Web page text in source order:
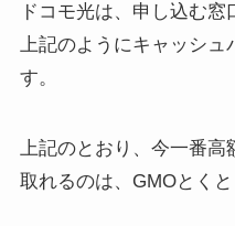
ドコモ光は、申し込む窓
上記のようにキャッシュ
す。
上記のとおり、今一番高
取れるのは、GMOとくと